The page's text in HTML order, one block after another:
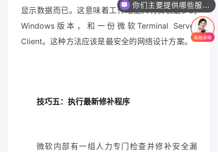
显示数据而已。这意味着工作站上只有安装最少的
Windows版本，和一份微软Terminal Server
Client。这种方法应该是最安全的网络设计方案。
技巧五：执行最新修补程序
微软内部有一组人力专门检查并修补安全漏
你们主要提供哪些服务？可以根据需求定制吗？